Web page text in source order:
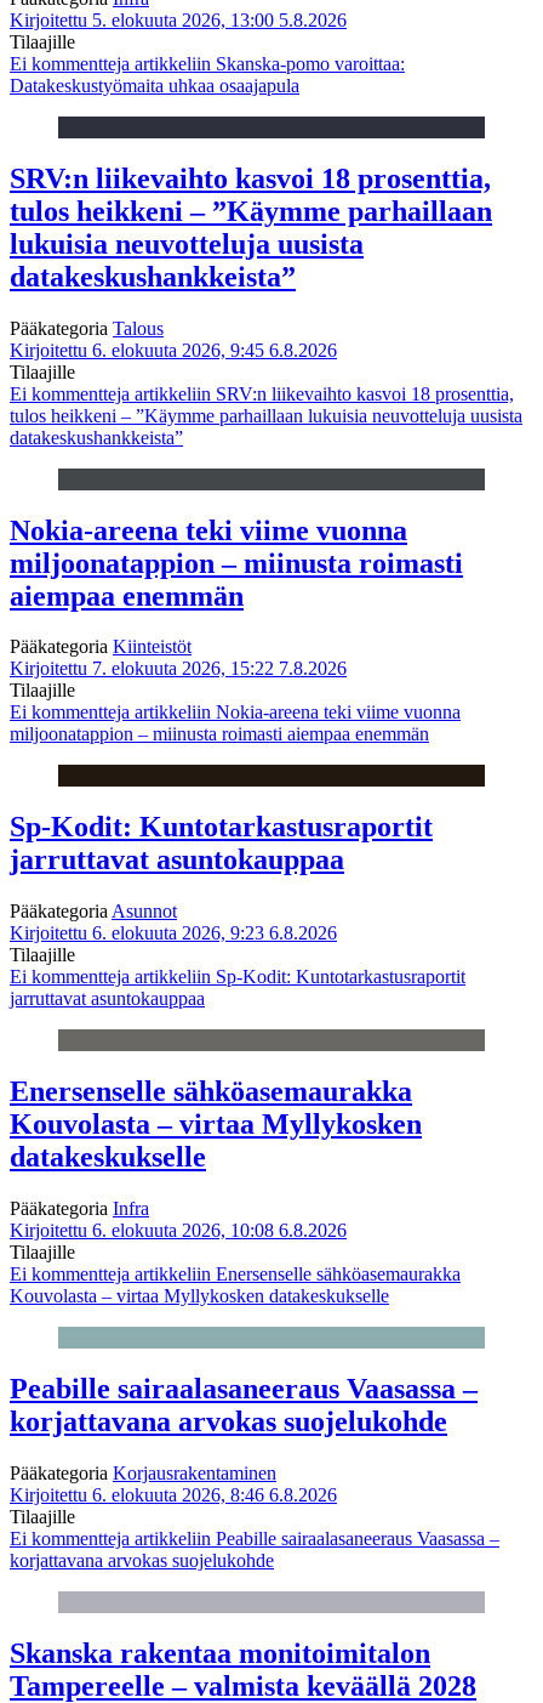
Kirjoitettu 5. elokuuta 2026, 13:00 5.8.2026
Tilaajille
Ei kommentteja artikkeliin Skanska-pomo varoittaa:
Datakeskustyömaita uhkaa osaajapula
SRV:n liikevaihto kasvoi 18 prosenttia,
tulos heikkeni – ”Käymme parhaillaan
lukuisia neuvotteluja uusista
datakeskushankkeista”
Pääkategoria Talous
Kirjoitettu 6. elokuuta 2026, 9:45 6.8.2026
Tilaajille
Ei kommentteja artikkeliin SRV:n liikevaihto kasvoi 18 prosenttia,
tulos heikkeni – ”Käymme parhaillaan lukuisia neuvotteluja uusista
datakeskushankkeista”
Nokia-areena teki viime vuonna
miljoonatappion – miinusta roimasti
aiempaa enemmän
Pääkategoria Kiinteistöt
Kirjoitettu 7. elokuuta 2026, 15:22 7.8.2026
Tilaajille
Ei kommentteja artikkeliin Nokia-areena teki viime vuonna
miljoonatappion – miinusta roimasti aiempaa enemmän
Sp-Kodit: Kuntotarkastusraportit
jarruttavat asuntokauppaa
Pääkategoria Asunnot
Kirjoitettu 6. elokuuta 2026, 9:23 6.8.2026
Tilaajille
Ei kommentteja artikkeliin Sp-Kodit: Kuntotarkastusraportit
jarruttavat asuntokauppaa
Enersenselle sähköasemaurakka
Kouvolasta – virtaa Myllykosken
datakeskukselle
Pääkategoria Infra
Kirjoitettu 6. elokuuta 2026, 10:08 6.8.2026
Tilaajille
Ei kommentteja artikkeliin Enersenselle sähköasemaurakka
Kouvolasta – virtaa Myllykosken datakeskukselle
Peabille sairaalasaneeraus Vaasassa –
korjattavana arvokas suojelukohde
Pääkategoria Korjausrakentaminen
Kirjoitettu 6. elokuuta 2026, 8:46 6.8.2026
Tilaajille
Ei kommentteja artikkeliin Peabille sairaalasaneeraus Vaasassa –
korjattavana arvokas suojelukohde
Skanska rakentaa monitoimitalon
Tampereelle – valmista keväällä 2028